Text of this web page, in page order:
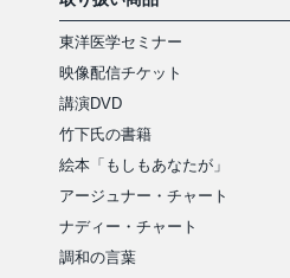
東洋医学セミナー
映像配信チケット
講演DVD
竹下氏の書籍
絵本「もしもあなたが」
アージュナー・チャート
ナディー・チャート
調和の言葉